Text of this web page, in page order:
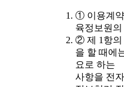
① 이용계약
육정보원
② 제 1항의
을 할 때에
요로 하는
사항을 전